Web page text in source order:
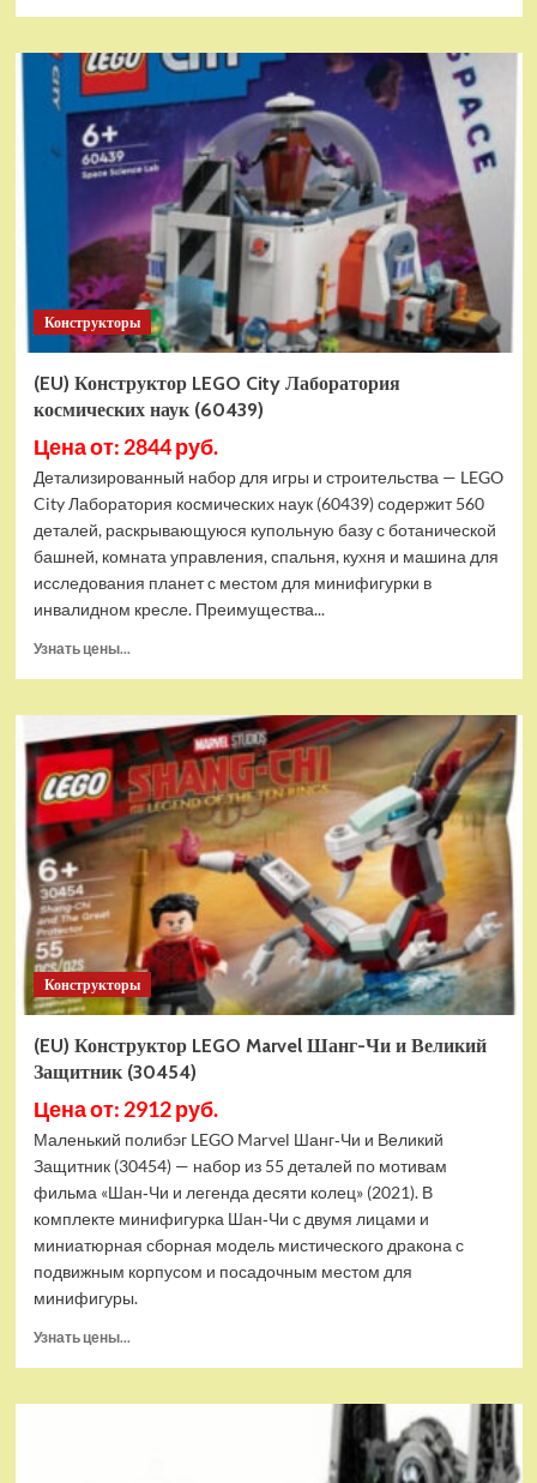
(EU)
Конструктор
LEGO
Technic
Экскаватор-
погрузчик
(42197)
Конструкторы
(EU) Конструктор LEGO City Лаборатория
космических наук (60439)
Цена от: 2844 руб.
Детализированный набор для игры и строительства — LEGO
City Лаборатория космических наук (60439) содержит 560
деталей, раскрывающуюся купольную базу с ботанической
башней, комната управления, спальня, кухня и машина для
исследования планет с местом для минифигурки в
инвалидном кресле. Преимущества...
Узнать цены...
(EU)
Конструктор
LEGO
City
Лаборатория
космических
наук
(60439)
Конструкторы
(EU) Конструктор LEGO Marvel Шанг-Чи и Великий
Защитник (30454)
Цена от: 2912 руб.
Маленький полибэг LEGO Marvel Шанг‑Чи и Великий
Защитник (30454) — набор из 55 деталей по мотивам
фильма «Шан‑Чи и легенда десяти колец» (2021). В
комплекте минифигурка Шан‑Чи с двумя лицами и
миниатюрная сборная модель мистического дракона с
подвижным корпусом и посадочным местом для
минифигуры.
Узнать цены...
(EU)